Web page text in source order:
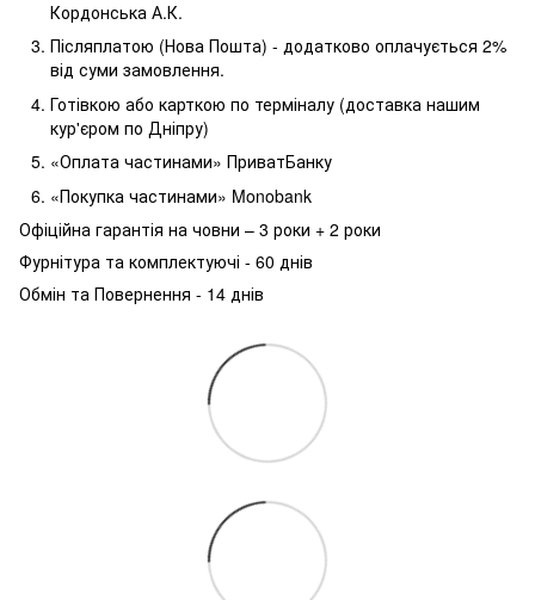
Кордонська А.К.
Післяплатою (Нова Пошта) - додатково оплачується 2%
від суми замовлення.
Готівкою або карткою по терміналу (доставка нашим
кур'єром по Дніпру)
«Оплата частинами» ПриватБанку
«Покупка частинами» Monobank
Офіційна гарантія на човни – 3 роки + 2 роки
Фурнітура та комплектуючі - 60 днів
Обмін та Повернення - 14 днів